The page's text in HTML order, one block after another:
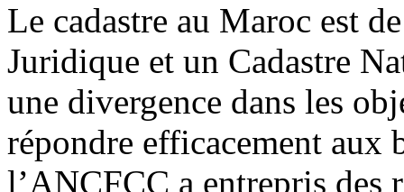
Le cadastre au Maroc est
Juridique et un Cadastre
une divergence dans les
répondre efficacement aux
l’ANCFCC a entrepris des